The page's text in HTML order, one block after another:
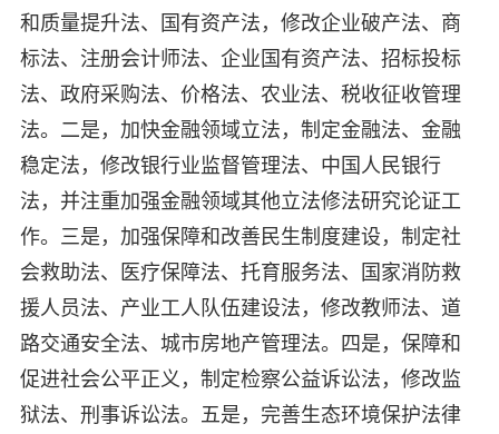
和质量提升法、国有资产法，修改企业破产法、商
标法、注册会计师法、企业国有资产法、招标投标
法、政府采购法、价格法、农业法、税收征收管理
法。二是，加快金融领域立法，制定金融法、金融
稳定法，修改银行业监督管理法、中国人民银行
法，并注重加强金融领域其他立法修法研究论证工
作。三是，加强保障和改善民生制度建设，制定社
会救助法、医疗保障法、托育服务法、国家消防救
援人员法、产业工人队伍建设法，修改教师法、道
路交通安全法、城市房地产管理法。四是，保障和
促进社会公平正义，制定检察公益诉讼法，修改监
狱法、刑事诉讼法。五是，完善生态环境保护法律